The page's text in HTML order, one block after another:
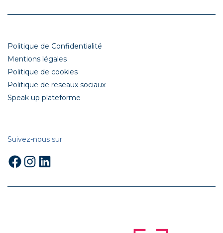
Politique de Confidentialité
Mentions légales
Politique de cookies
Politique de reseaux sociaux
Speak up plateforme
Suivez-nous sur
Facebook
Instagram
LinkedIn